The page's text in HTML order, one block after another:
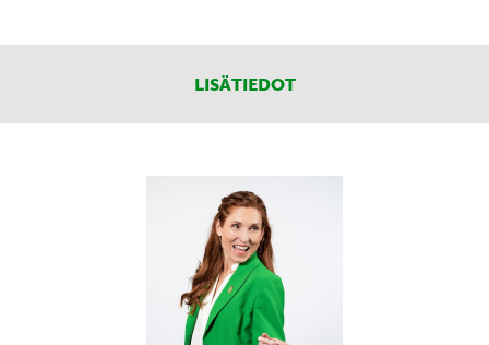
LISÄTIEDOT